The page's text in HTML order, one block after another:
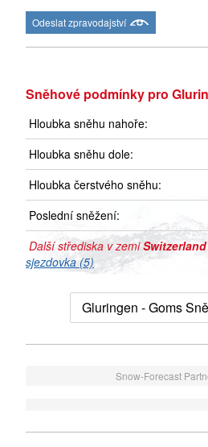
Odeslat zpravodajství
Sněhové podmínky pro
Hloubka sněhu nahoře:
Hloubka sněhu dole:
Hloubka čerstvého sněhu:
Poslední sněžení:
Další střediska v zemiSwitzerland
sjezdovka (5)
Gluringen - Goms
Snow-Forecast